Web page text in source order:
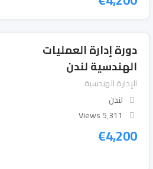
دورة إدارة العمليات
الهندسية لندن
الإدارة الهندسية
لندن
5٬311 Views
€4,200